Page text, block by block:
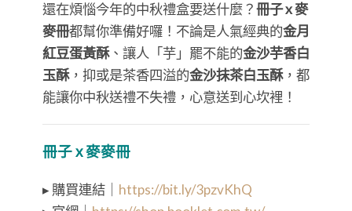
還在煩惱今年的中秋禮盒要送什麼？冊子 x 麥
麥冊都幫你準備好囉！不論是人氣經典的金月
紅豆蛋黃酥、讓人「芋」罷不能的金沙芋香白
玉酥，抑或是茶香四溢的金沙抹茶白玉酥，都
能讓你中秋送禮不失禮，心意送到心坎裡！
冊子 x 麥麥冊
▸ 購買連結｜ https://bit.ly/3pzvKhQ